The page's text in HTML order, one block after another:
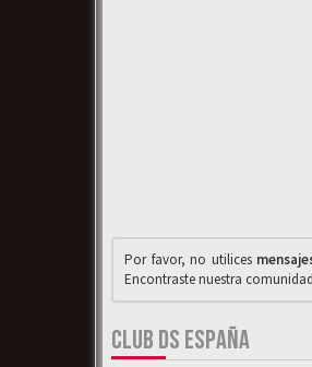
Por favor, no utilices
Encontraste nuestra
CLUB DS ESPAÑA